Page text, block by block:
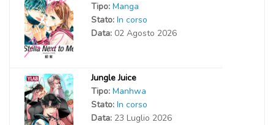
Tipo: Manga
Stato: In corso
Data: 02 Agosto 2026
Jungle Juice
Tipo: Manhwa
Stato: In corso
Data: 23 Luglio 2026